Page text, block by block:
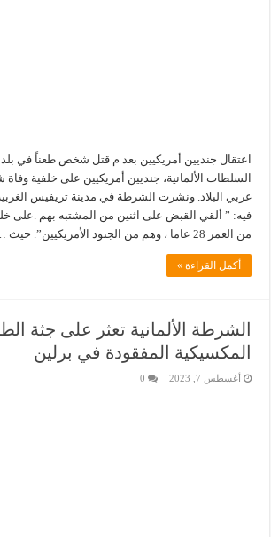
اعتقال جنديين أمريكيين بعد م قتل شخص طعناً في
السلطات الألمانية، جنديين أمريكيين على خلفية
غربي البلاد. ونشرت الشرطة في مدينة تريفيس الغربية،
فيه: ” ألقي القبض على اثنين من المشتبه بهم .على
من العمر 28 عاما ، وهم من الجنود الأمريكيين”. حيث …
أكمل القراءة »
الشرطة الألمانية تعثر على جثة
المكسيكية المفقودة في برلين
أغسطس 7, 2023 0